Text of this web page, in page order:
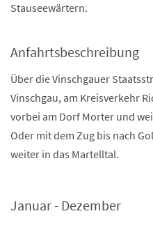
Stauseewärtern.
Anfahrtsbeschreibung
Über die Vinschgauer
Vinschgau, am Kreisverkehr
vorbei am Dorf Morter und
Oder mit dem Zug bis nach
weiter in das Martelltal.
Januar - Dezember